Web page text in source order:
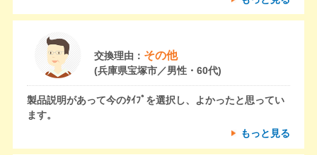
交換理由： その他
(兵庫県宝塚市／男性・60代)
製品説明があって今のﾀｲﾌﾟを選択し、よかったと思ってい
ます。
もっと見る